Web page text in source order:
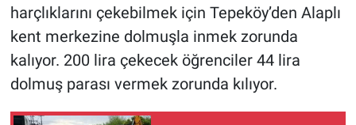
harçlıklarını çekebilmek için Tepeköy’den Alaplı
kent merkezine dolmuşla inmek zorunda
kalıyor. 200 lira çekecek öğrenciler 44 lira
dolmuş parası vermek zorunda kılıyor.